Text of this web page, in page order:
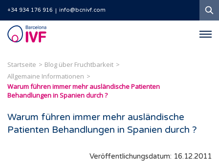
+34 934 176 916 info@bcnivf.com
Barcelona
IVF
Startseite
Blog über Fruchtbarkeit
Allgemaine Informationen
Warum führen immer mehr ausländische Patienten
Behandlungen in Spanien durch ?
Warum führen immer mehr ausländische
Patienten Behandlungen in Spanien durch ?
Veröffentlichungsdatum: 16.12.2011